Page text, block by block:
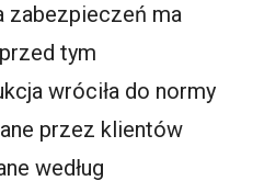
zabezpieczeń ma
tym
wróciła do normy
przez klientów
według